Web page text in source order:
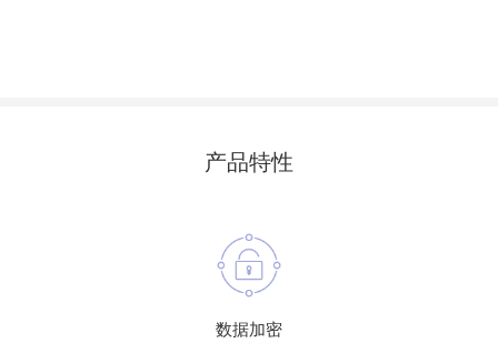
产品特性
数据加密